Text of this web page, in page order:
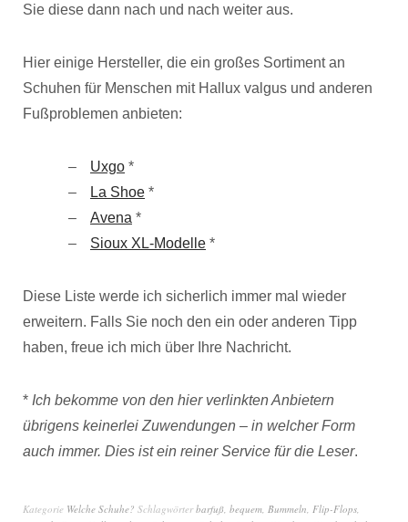
Sie diese dann nach und nach weiter aus.
Hier einige Hersteller, die ein großes Sortiment an
Schuhen für Menschen mit Hallux valgus und anderen
Fußproblemen anbieten:
Uxgo *
La Shoe *
Avena *
Sioux XL-Modelle *
Diese Liste werde ich sicherlich immer mal wieder
erweitern. Falls Sie noch den ein oder anderen Tipp
haben, freue ich mich über Ihre Nachricht.
* Ich bekomme von den hier verlinkten Anbietern
übrigens keinerlei Zuwendungen – in welcher Form
auch immer. Dies ist ein reiner Service für die Leser.
Kategorie Welche Schuhe? Schlagwörterbarfuß bequem Bummeln Flip-Flops